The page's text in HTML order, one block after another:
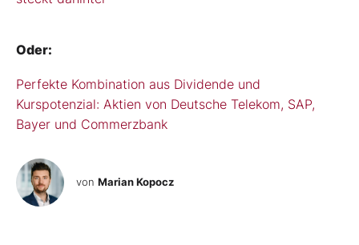
Oder:
Perfekte Kombination aus Dividende und
Kurspotenzial: Aktien von Deutsche Telekom, SAP,
Bayer und Commerzbank
von Marian Kopocz